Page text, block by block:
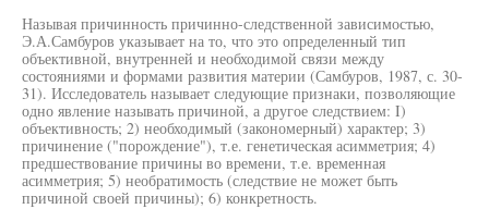
Называя причинность причинно-следственной зависимостью,
Э.А.Самбуров указывает на то, что это определенный тип
объективной, внутренней и необходимой связи между
состояниями и формами развития материи (Самбуров, 1987, с. 30-
31). Исследователь называет следующие признаки, позволяющие
одно явление называть причиной, а другое следствием: I)
объективность; 2) необходимый (закономерный) характер; 3)
причинение ("порождение"), т.е. генетическая асимметрия; 4)
предшествование причины во времени, т.е. временная
асимметрия; 5) необратимость (следствие не может быть
причиной своей причины); 6) конкретность.